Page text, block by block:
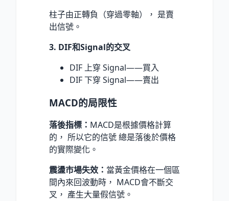
柱子由正轉負（穿過零軸）， 是賣
出信號。
3. DIF和Signal的交叉
DIF 上穿 Signal——買入
DIF 下穿 Signal——賣出
MACD的局限性
落後指標： MACD是根據價格計算
的， 所以它的信號 總是落後於價格
的實際變化。
震盪市場失效： 當黃金價格在一個區
間內來回波動時， MACD會不斷交
叉， 產生大量假信號。